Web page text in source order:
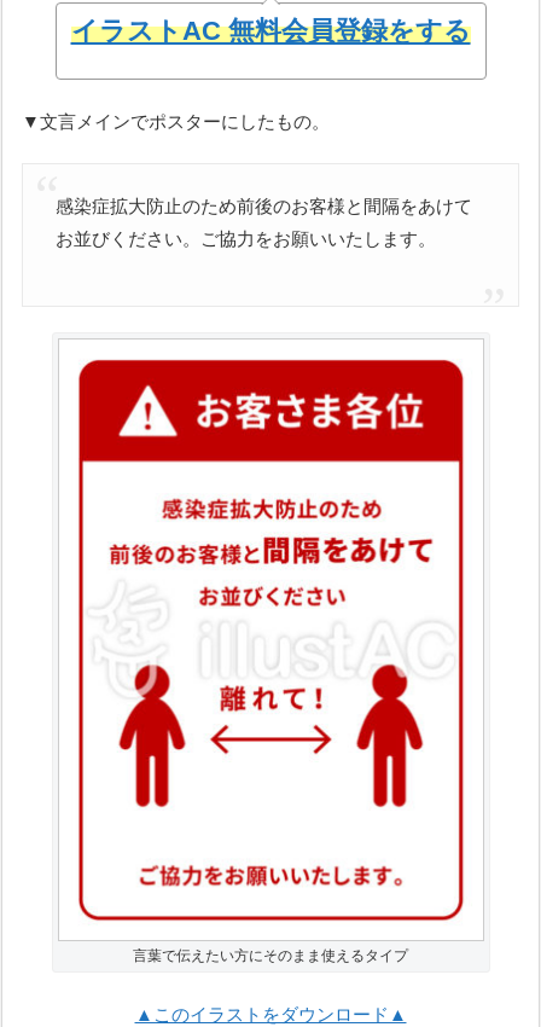
イラストAC 無料会員登録をする
▼文言メインでポスターにしたもの。
感染症拡大防止のため前後のお客様と間隔をあけて
お並びください。ご協力をお願いいたします。
言葉で伝えたい方にそのまま使えるタイプ
▲このイラストをダウンロード▲